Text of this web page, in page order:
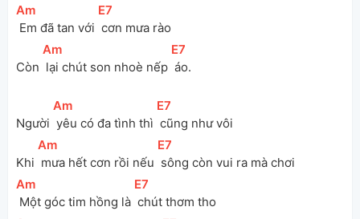
[
Am
Em đã tan với
[E7
cơn mưa rào
Còn
[
Am
lại chút son nhoè nếp
[E7
áo.
Người
[
Am
yêu có đa tình thì
[E7
cũng như vôi
Khi
[
Am
mưa hết cơn rồi nếu
[E7
sông còn vui ra mà chơi
[
Am
Một góc tim hồng là
[E7
chút thơm tho